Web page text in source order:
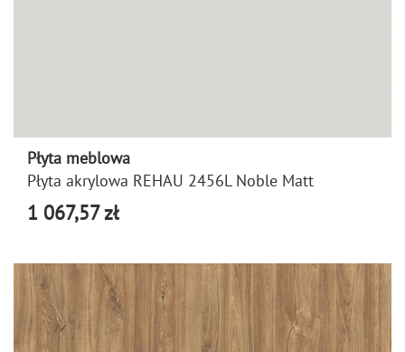
Płyta meblowa
Płyta akrylowa REHAU 2456L Noble Matt
1 067,57 zł